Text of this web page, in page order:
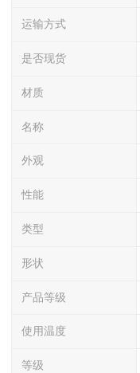
运输方式
是否现货
材质
名称
外观
性能
类型
形状
产品等级
使用温度
等级